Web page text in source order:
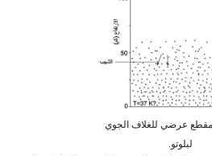
(3) مقطع عرضي للغلاف الجوي
لبلوتو.